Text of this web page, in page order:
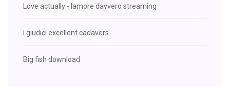
Love actually - lamore davvero streaming
I giudici excellent cadavers
Big fish download